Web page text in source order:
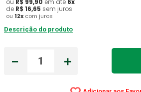
ou R$ 99,90 em até 6x
de R$ 16,65 sem juros
ou 12x com juros
Descrição do produto
＋
－
7º Aparelho Pressão
8º Gaze Esteril